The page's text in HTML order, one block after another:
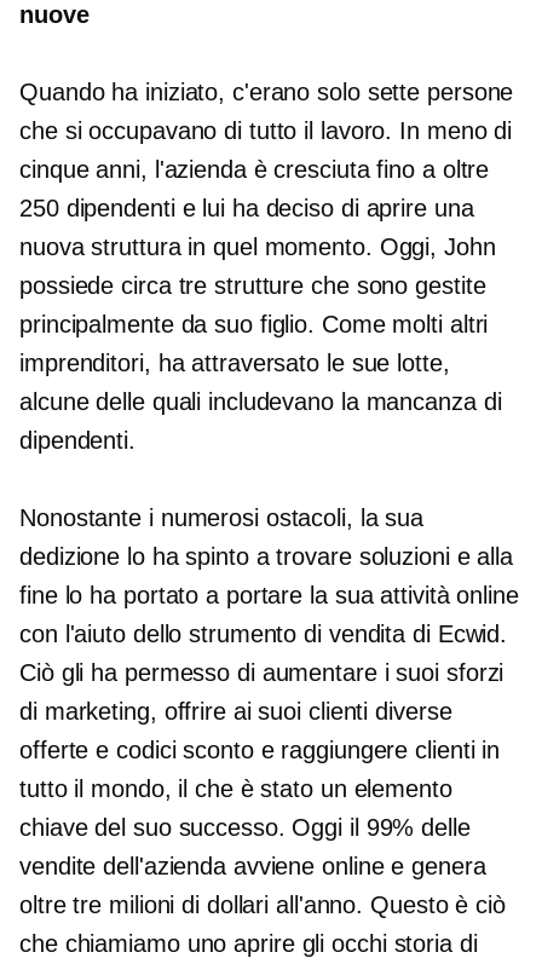
nuove
Quando ha iniziato, c'erano solo sette persone
che si occupavano di tutto il lavoro. In meno di
cinque anni, l'azienda è cresciuta fino a oltre
250 dipendenti e lui ha deciso di aprire una
nuova struttura in quel momento. Oggi, John
possiede circa tre strutture che sono gestite
principalmente da suo figlio. Come molti altri
imprenditori, ha attraversato le sue lotte,
alcune delle quali includevano la mancanza di
dipendenti.
Nonostante i numerosi ostacoli, la sua
dedizione lo ha spinto a trovare soluzioni e alla
fine lo ha portato a portare la sua attività online
con l'aiuto dello strumento di vendita di Ecwid.
Ciò gli ha permesso di aumentare i suoi sforzi
di marketing, offrire ai suoi clienti diverse
offerte e codici sconto e raggiungere clienti in
tutto il mondo, il che è stato un elemento
chiave del suo successo. Oggi il 99% delle
vendite dell'azienda avviene online e genera
oltre tre milioni di dollari all'anno. Questo è ciò
che chiamiamo unoaprire gli occhistoria di